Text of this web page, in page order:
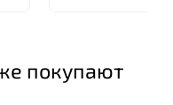
покупают